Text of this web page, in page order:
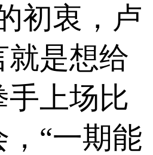
初衷，卢
是想给
手上场比
“一期能